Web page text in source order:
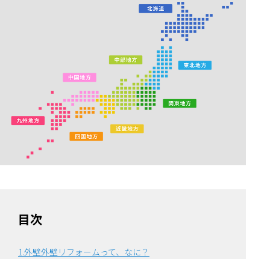
目次
1.外壁外壁リフォームって、なに？